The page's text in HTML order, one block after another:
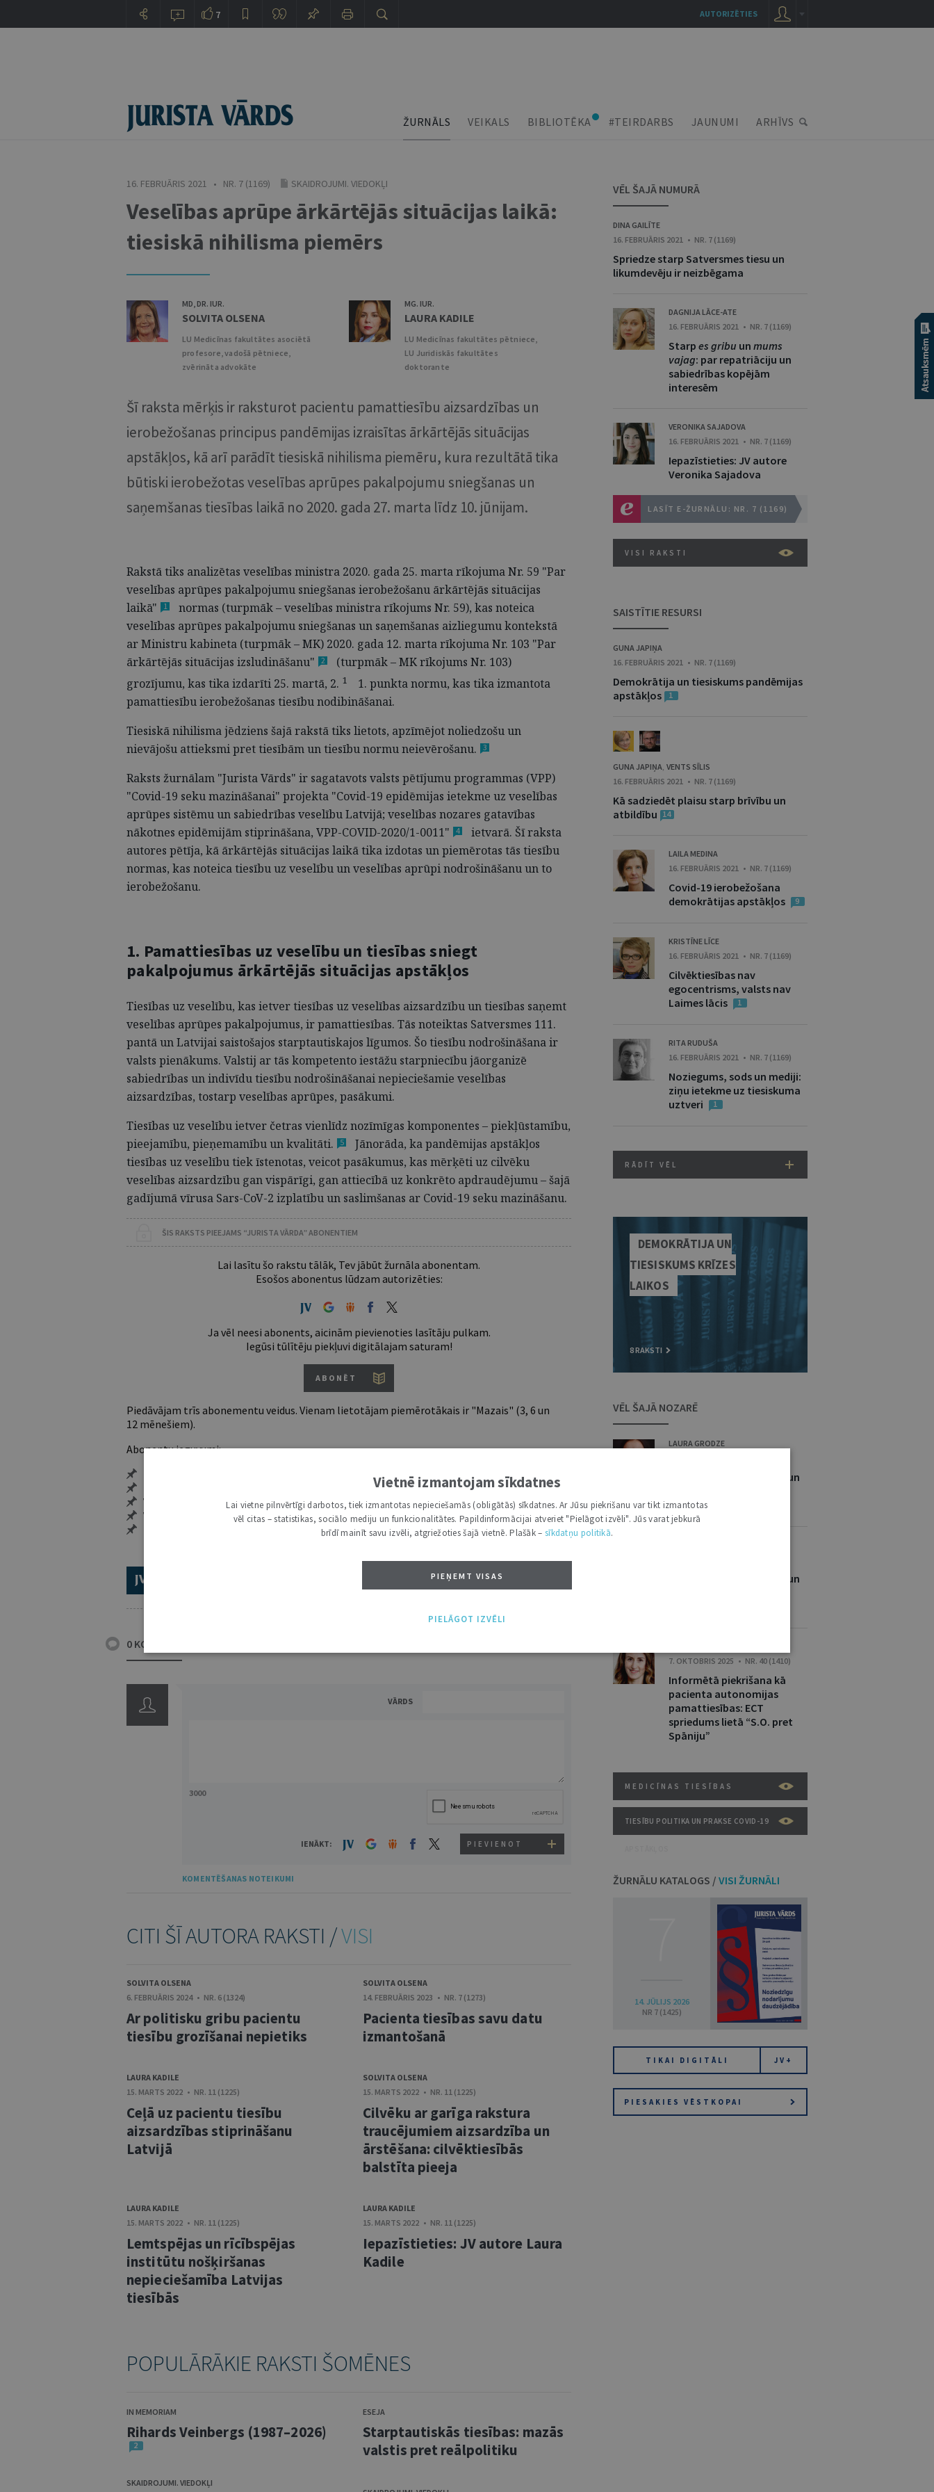
ŽURNĀLS VEIKALS BIBLIOTĒKA #TEIRDARBS JAUNUMI ARHĪVS
16. FEBRUĀRIS 2021 • NR. 7 (1169) SKAIDROJUMI. VIEDOKĻI
Veselības aprūpe ārkārtējās situācijas laikā:
tiesiskā nihilisma piemērs
MD, DR. IUR.
SOLVITA OLSENA
LU Medicīnas fakultātes asociētā
profesore, vadošā pētniece,
zvērināta advokāte
MG. IUR.
LAURA KADILE
LU Medicīnas fakultātes pētniece,
LU Juridiskās fakultātes
doktorante
Šī raksta mērķis ir raksturot pacientu pamattiesību aizsardzības un
ierobežošanas principus pandēmijas izraisītas ārkārtējās situācijas
apstākļos, kā arī parādīt tiesiskā nihilisma piemēru, kura rezultātā tika
būtiski ierobežotas veselības aprūpes pakalpojumu sniegšanas un
saņemšanas tiesības laikā no 2020. gada 27. marta līdz 10. jūnijam.
Rakstā tiks analizētas veselības ministra 2020. gada 25. marta rīkojuma Nr. 59 "Par
veselības aprūpes pakalpojumu sniegšanas ierobežošanu ārkārtējās situācijas
laikā"
1
normas (turpmāk – veselības ministra rīkojums Nr. 59), kas noteica
veselības aprūpes pakalpojumu sniegšanas un saņemšanas aizliegumu kontekstā
ar Ministru kabineta (turpmāk – MK) 2020. gada 12. marta rīkojuma Nr. 103 "Par
ārkārtējās situācijas izsludināšanu"
2
(turpmāk – MK rīkojums Nr. 103)
grozījumu, kas tika izdarīti 25. martā, 2. 1
1. punkta normu, kas tika izmantota
pamattiesību ierobežošanas tiesību nodibināšanai.
Tiesiskā nihilisma jēdziens šajā rakstā tiks lietots, apzīmējot noliedzošu un
nievājošu attieksmi pret tiesībām un tiesību normuneievērošanu. 3
Raksts žurnālam "Jurista Vārds" ir sagatavots valsts pētījumu programmas (VPP)
"Covid-19 seku mazināšanai" projekta "Covid-19 epidēmijas ietekme uz veselības
aprūpes sistēmu un sabiedrības veselību Latvijā; veselības nozares gatavības
nākotnes epidēmijām stiprināšana, VPP-COVID-2020/1-0011"
4
ietvarā. Šī raksta
autores pētīja, kā ārkārtējās situācijas laikā tika izdotas un piemērotas tās tiesību
normas, kas noteica tiesību uz veselību un veselības aprūpi nodrošināšanu un to
ierobežošanu.
1. Pamattiesības uz veselību un tiesības sniegt
pakalpojumus ārkārtējās situācijas apstākļos
Tiesības uz veselību, kas ietver tiesības uz veselības aizsardzību un tiesības saņemt
veselības aprūpes pakalpojumus, ir pamattiesības. Tās noteiktas Satversmes 111.
pantā un Latvijai saistošajos starptautiskajos līgumos. Šo tiesību nodrošināšana ir
valsts pienākums. Valstij ar tās kompetento iestāžu starpniecību jāorganizē
sabiedrības un indivīdu tiesību nodrošināšanai nepieciešamie veselības
aizsardzības, tostarp veselības aprūpes, pasākumi.
Tiesības uz veselību ietver četras vienlīdz nozīmīgas komponentes – piekļūstamību,
pieejamību, pieņemamību unkvalitāti. 5
Jānorāda, ka pandēmijas apstākļos
tiesības uz veselību tiek īstenotas, veicot pasākumus, kas mērķēti uz cilvēku
veselības aizsardzību gan vispārīgi, gan attiecībā uz konkrēto apdraudējumu – šajā
gadījumā vīrusa Sars-CoV-2 izplatību un saslimšanas ar Covid-19 seku mazināšanu.
ŠIS RAKSTS PIEEJAMS “JURISTA VĀRDA” ABONENTIEM
Lai lasītu šo rakstu tālāk, Tev jābūt žurnāla abonentam.
Esošos abonentus lūdzam autorizēties:
Ja vēl neesi abonents, aicinām pievienoties lasītāju pulkam.
Iegūsi tūlītēju piekļuvi digitālajam saturam!
ABONĒT
Piedāvājam trīs abonementu veidus. Vienam lietotājam piemērotākais ir "Mazais" (3, 6 un
12 mēnešiem).
Abonentu ieguvumi:
Vairāk nekā 18 000 rakstu un 2000 autoru
Visi tematiskie numuri un ikgadējie grāmatžurnāli
Personalizētās iespējas – piezīmes, citāti, mapes
TRĪS IESPĒJAS TAVAI IZVĒLEI: MAZAIS, VIDĒJAIS UN LIELAIS ABONEMENTS!
0 KOMENTĀRI
VĀRDS
3000
IENĀKT: PIEVIENOT
KOMENTĒŠANAS NOTEIKUMI
CITI ŠĪ AUTORA RAKSTI /VISI
SOLVITA OLSENA
6. FEBRUĀRIS 2024 • NR. 6 (1324)
Ar politisku gribu pacientu
tiesību grozīšanai nepietiks
SOLVITA OLSENA
14. FEBRUĀRIS 2023 • NR. 7 (1273)
Pacienta tiesības savu datu
izmantošanā
LAURA KADILE
15. MARTS 2022 • NR. 11 (1225)
Ceļā uz pacientu tiesību
aizsardzības stiprināšanu
Latvijā
SOLVITA OLSENA
15. MARTS 2022 • NR. 11 (1225)
Cilvēku ar garīga rakstura
traucējumiem aizsardzība un
ārstēšana: cilvēktiesībās
balstīta pieeja
LAURA KADILE
15. MARTS 2022 • NR. 11 (1225)
Lemtspējas un rīcībspējas
institūtu nošķiršanas
nepieciešamība Latvijas
tiesībās
LAURA KADILE
15. MARTS 2022 • NR. 11 (1225)
Iepazīstieties: JV autore Laura
Kadile
POPULĀRĀKIE RAKSTI ŠOMĒNES
IN MEMORIAM
Rihards Veinbergs (1987–2026)
2
SKAIDROJUMI. VIEDOKĻI
ESEJA
Starptautiskās tiesības: mazās
valstis pret reālpolitiku
VĒL ŠAJĀ NUMURĀ
DINA GAILĪTE
16. FEBRUĀRIS 2021 • NR. 7 (1169)
Spriedze starp Satversmes tiesu un
likumdevēju ir neizbēgama
DAGNIJA LĀCE-ATE
16. FEBRUĀRIS 2021 • NR. 7 (1169)
Starp es gribu un mums
vajag: par repatriāciju un
sabiedrības kopējām
interesēm
VERONIKA SAJADOVA
16. FEBRUĀRIS 2021 • NR. 7 (1169)
Iepazīstieties: JV autore
Veronika Sajadova
LASĪT E-ŽURNĀLU: NR. 7 (1169)
VISI RAKSTI
SAISTĪTIE RESURSI
GUNA JAPIŅA
16. FEBRUĀRIS 2021 • NR. 7 (1169)
Demokrātija un tiesiskums pandēmijas
apstākļos
1
GUNA JAPIŅA, VENTS SĪLIS
16. FEBRUĀRIS 2021 • NR. 7 (1169)
Kā sadziedēt plaisu starp brīvību un
atbildību 14
LAILA MEDINA
16. FEBRUĀRIS 2021 • NR. 7 (1169)
Covid-19 ierobežošana
demokrātijas apstākļos
9
KRISTĪNE LĪCE
16. FEBRUĀRIS 2021 • NR. 7 (1169)
Cilvēktiesības nav
egocentrisms, valsts nav
Laimes lācis
1
RITA RUDUŠA
16. FEBRUĀRIS 2021 • NR. 7 (1169)
Noziegums, sods un mediji:
ziņu ietekme uz tiesiskuma
uztveri
1
RĀDĪT VĒL
DEMOKRĀTIJA UN
TIESISKUMS KRĪZES
LAIKOS
8 RAKSTI
VĒL ŠAJĀ NOZARĒ
LAURA GRODZE
Kara medicīnas jēdziens un
principi (II)
Kara medicīnas jēdziens un
7. OKTOBRIS 2025 • NR. 40 (1410)
Informētā piekrišana kā
pacienta autonomijas
pamattiesības: ECT
spriedums lietā “S.O. pret
Spāniju”
MEDICĪNAS TIESĪBAS
TIESĪBU POLITIKA UN PRAKSE COVID-19
ŽURNĀLU KATALOGS / VISI ŽURNĀLI
14. JŪLIJS 2026
NR 7 (1425)
TIKAI DIGITĀLI JV+
PIESAKIES VĒSTKOPAI
7 AUTORIZĒTIES
Vietnē izmantojam sīkdatnes
Lai vietne pilnvērtīgi darbotos, tiek izmantotas nepieciešamās (obligātās) sīkdatnes. Ar Jūsu piekrišanu var tikt izmantotas
vēl citas – statistikas, sociālo mediju un funkcionalitātes. Papildinformācijai atveriet "Pielāgot izvēli". Jūs varat jebkurā
brīdī mainīt savu izvēli, atgriežoties šajā vietnē. Plašāk – sīkdatņu politikā.
PIEŅEMT VISAS
PIELĀGOT IZVĒLI